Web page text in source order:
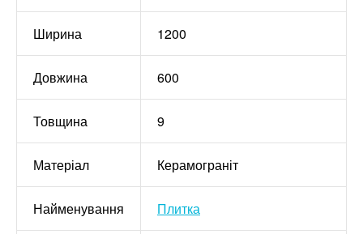
Ширина 1200
Довжина 600
Товщина 9
Матеріал Керамограніт
Найменування Плитка